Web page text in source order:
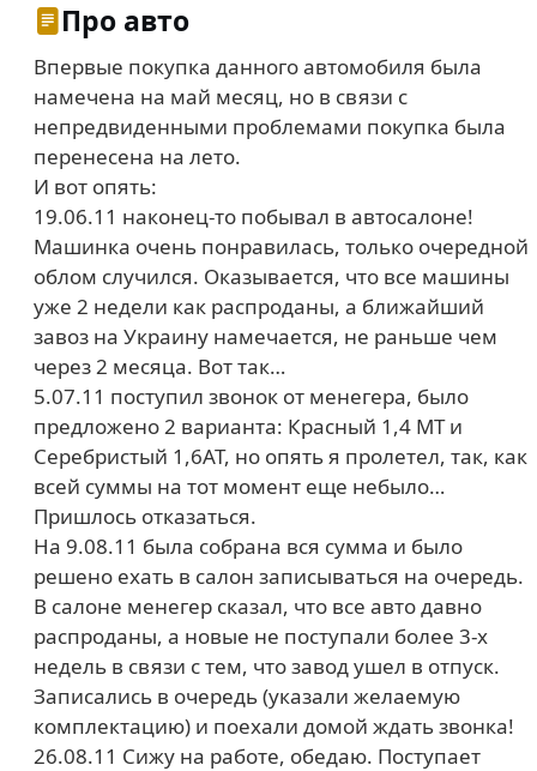
Про авто
Впервые покупка данного автомобиля была
намечена на май месяц, но в связи с
непредвиденными проблемами покупка была
перенесена на лето.
И вот опять:
19.06.11 наконец-то побывал в автосалоне!
Машинка очень понравилась, только очередной
облом случился. Оказывается, что все машины
уже 2 недели как распроданы, а ближайший
завоз на Украину намечается, не раньше чем
через 2 месяца. Вот так…
5.07.11 поступил звонок от менегера, было
предложено 2 варианта: Красный 1,4 МТ и
Серебристый 1,6АТ, но опять я пролетел, так, как
всей суммы на тот момент еще небыло…
Пришлось отказаться.
На 9.08.11 была собрана вся сумма и было
решено ехать в салон записываться на очередь.
В салоне менегер сказал, что все авто давно
распроданы, а новые не поступали более 3-х
недель в связи с тем, что завод ушел в отпуск.
Записались в очередь (указали желаемую
комплектацию) и поехали домой ждать звонка!
26.08.11 Сижу на работе, обедаю. Поступает